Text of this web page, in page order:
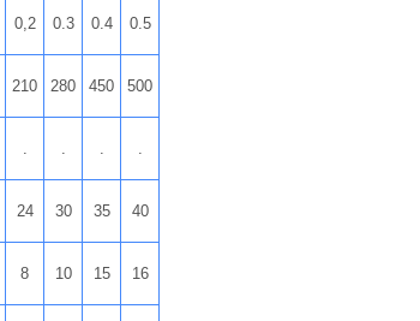
0,2 0.3 0.4 0.5
210 280 450 500
. . . .
24 30 35 40
8 10 15 16